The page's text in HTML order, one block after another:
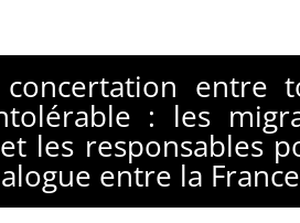
entre
: les
les responsables
entre la